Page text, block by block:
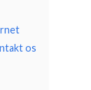
os